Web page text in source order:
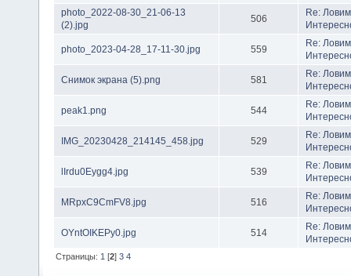
photo_2022-08-30_21-06-13
(2).jpg
506
Re:
photo_2023-04-28_17-11-30.jpg 559
Re:
Снимок экрана (5).png 581
Re:
peak1.png 544
Re:
IMG_20230428_214145_458.jpg 529
Re:
lIrdu0Eygg4.jpg 539
Re:
MRpxC9CmFV8.jpg 516
Re:
OYntOIKEPy0.jpg 514
Re:
Страницы:1 [2]3 4